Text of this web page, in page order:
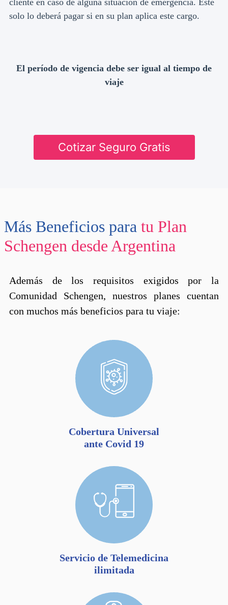
cliente en caso de alguna situación de emergencia. Este
solo lo deberá pagar si en su plan aplica este cargo.
El período de vigencia debe ser igual al tiempo de
viaje​​​​​​​
Cotizar Seguro Gratis
Más Beneficios para tu Plan
Schengen desde Argentina
Además de los requisitos exigidos por la
Comunidad Schengen, nuestros planes cuentan
con muchos más beneficios para tu viaje:
Cobertura Universal
ante Covid 19
Servicio de Telemedicina
ilimitada